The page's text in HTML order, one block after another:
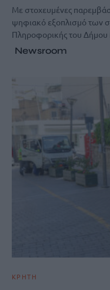
Με στοχευμένες
ψηφιακό εξοπλισμό των
Πληροφορικής του Δήμου
Newsroom
ΚΡΗΤΗ